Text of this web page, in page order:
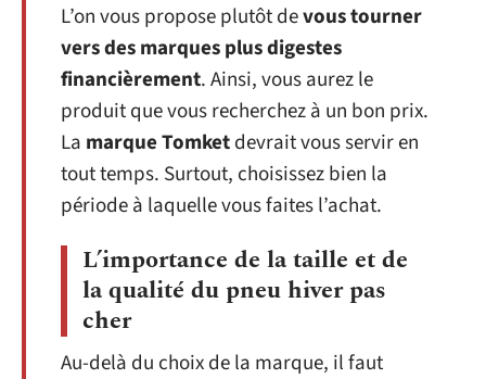
L’on vous propose plutôt devous tourner
vers des marques plus digestes
financièrement. Ainsi, vous aurez le
produit que vous recherchez à un bon prix.
La marque Tomketdevrait vous servir en
tout temps. Surtout, choisissez bien la
période à laquelle vous faites l’achat.
L’importance de la taille et de
la qualité du pneu hiver pas
cher
Au-delà du choix de la marque, il faut